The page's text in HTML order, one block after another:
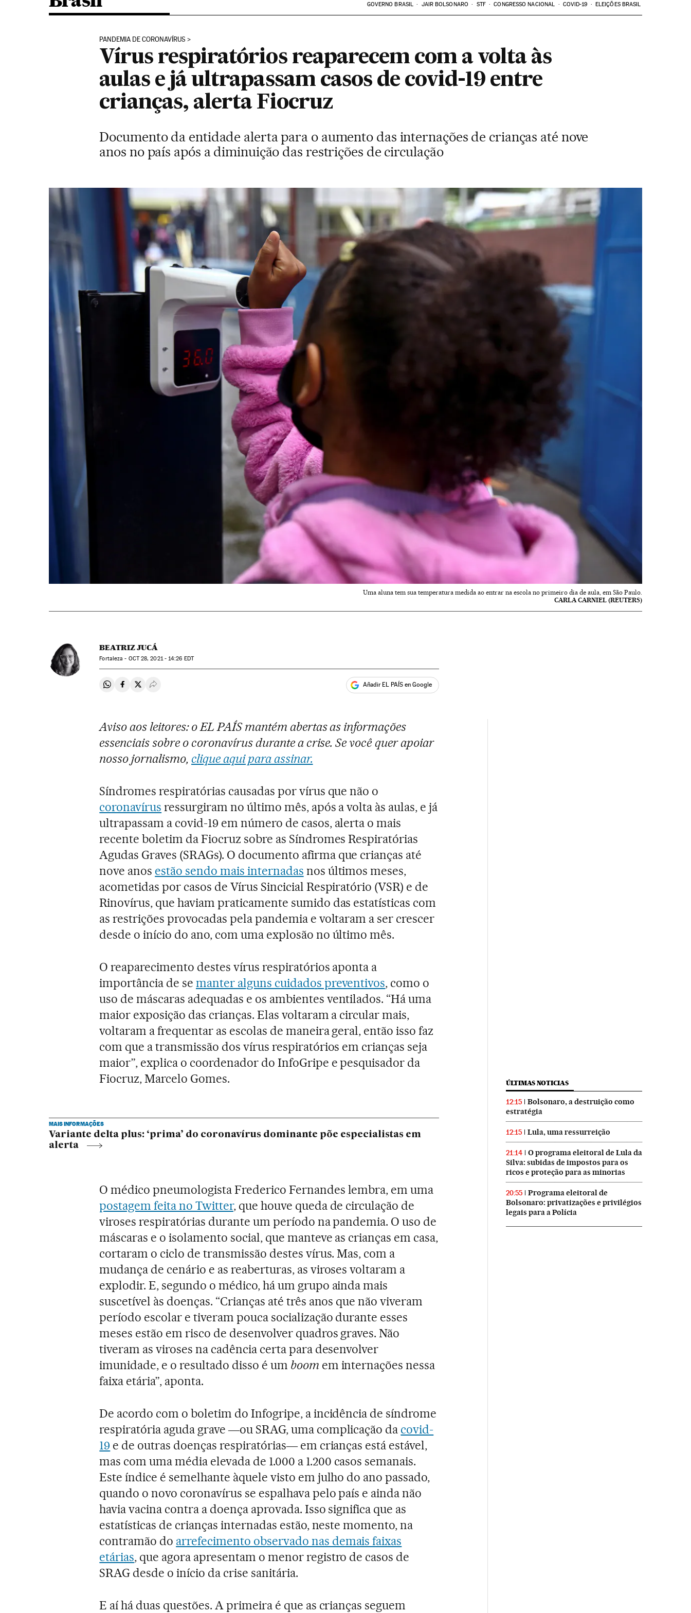
GOVERNO BRASIL JAIR BOLSONARO STF CONGRESSO NACIONAL COVID-19 ELEIÇÕES BRASIL
PANDEMIA DE CORONAVÍRUS
Vírus respiratórios reaparecem com a volta às
aulas e já ultrapassam casos de covid-19 entre
crianças, alerta Fiocruz
Documento da entidade alerta para o aumento das internações de crianças até nove
anos no país após a diminuição das restrições de circulação
Uma aluna tem sua temperatura medida ao entrar na escola no primeiro dia de aula, em São Paulo.
CARLA CARNIEL (REUTERS)
BEATRIZ JUCÁ
Fortaleza - OCT28, 2021 - 14:26 EDT
Compartir en Whatsapp
Compartir en Facebook
Compartir en Twitter
Desplegar Redes Sociales Añadir EL PAÍS en Google
Aviso aos leitores: o EL PAÍS mantém abertas as informações
essenciais sobre o coronavírus durante a crise. Se você quer apoiar
nosso jornalismo, clique aqui para assinar.
Síndromes respiratórias causadas por vírus que não o
coronavírus ressurgiram no último mês, após a volta às aulas, e já
ultrapassam a covid-19 em número de casos, alerta o mais
recente boletim da Fiocruz sobre as Síndromes Respiratórias
Agudas Graves (SRAGs). O documento afirma que crianças até
nove anos estão sendo mais internadas nos últimos meses,
acometidas por casos de Vírus Sincicial Respiratório (VSR) e de
Rinovírus, que haviam praticamente sumido das estatísticas com
as restrições provocadas pela pandemia e voltaram a ser crescer
desde o início do ano, com uma explosão no último mês.
O reaparecimento destes vírus respiratórios aponta a
importância de se manter alguns cuidados preventivos, como o
uso de máscaras adequadas e os ambientes ventilados. “Há uma
maior exposição das crianças. Elas voltaram a circular mais,
voltaram a frequentar as escolas de maneira geral, então isso faz
com que a transmissão dos vírus respiratórios em crianças seja
maior”, explica o coordenador do InfoGripe e pesquisador da
Fiocruz, Marcelo Gomes.
MAIS INFORMAÇÕES
Variante delta plus: ‘prima’ do coronavírus dominante põe especialistas em
alerta
O médico pneumologista Frederico Fernandes lembra, em uma
postagem feita no Twitter, que houve queda de circulação de
viroses respiratórias durante um período na pandemia. O uso de
máscaras e o isolamento social, que manteve as crianças em casa,
cortaram o ciclo de transmissão destes vírus. Mas, com a
mudança de cenário e as reaberturas, as viroses voltaram a
explodir. E, segundo o médico, há um grupo ainda mais
suscetível às doenças. “Crianças até três anos que não viveram
período escolar e tiveram pouca socialização durante esses
meses estão em risco de desenvolver quadros graves. Não
tiveram as viroses na cadência certa para desenvolver
imunidade, e o resultado disso é um boom em internações nessa
faixa etária”, aponta.
De acordo com o boletim do Infogripe, a incidência de síndrome
respiratória aguda grave ―ou SRAG, uma complicação da covid-
19 e de outras doenças respiratórias― em crianças está estável,
mas com uma média elevada de 1.000 a 1.200 casos semanais.
Este índice é semelhante àquele visto em julho do ano passado,
quando o novo coronavírus se espalhava pelo país e ainda não
havia vacina contra a doença aprovada. Isso significa que as
estatísticas de crianças internadas estão, neste momento, na
contramão do arrefecimento observado nas demais faixas
etárias, que agora apresentam o menor registro de casos de
SRAG desde o início da crise sanitária.
E aí há duas questões. A primeira é que as crianças seguem
ÚLTIMAS NOTICIAS
12:15
Bolsonaro, a destruição como
estratégia
12:15 Lula, uma ressurreição
21:14
O programa eleitoral de Lula da
Silva: subidas de impostos para os
ricos e proteção para as minorias
20:55
Programa eleitoral de
Bolsonaro: privatizações e privilégios
legais para a Polícia